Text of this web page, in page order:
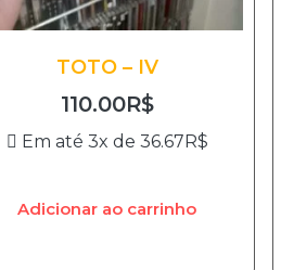
TOTO – IV
110.00R$
Em até 3x de 36.67 R$
Adicionar ao carrinho